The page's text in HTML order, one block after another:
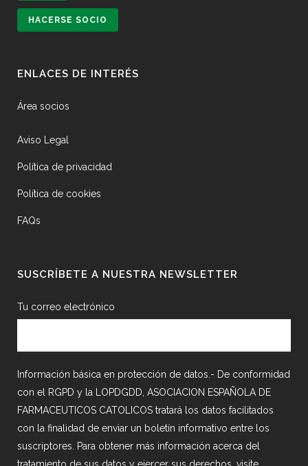
HACERSE SOCIO
ENLACES DE INTERÉS
Área socios
Aviso Legal
Política de privacidad
Política de cookies
FAQs
SUSCRÍBETE A NUESTRA NEWSLETTER
Tu correo electrónico
Información básica en protección de datos.- De conformidad
con el RGPD y la LOPDGDD, ASOCIACION ESPAÑOLA DE
FARMACEUTICOS CATOLICOS tratará los datos facilitados
con la finalidad de enviar un boletín informativo entre los
suscriptores. Para obtener más información acerca del